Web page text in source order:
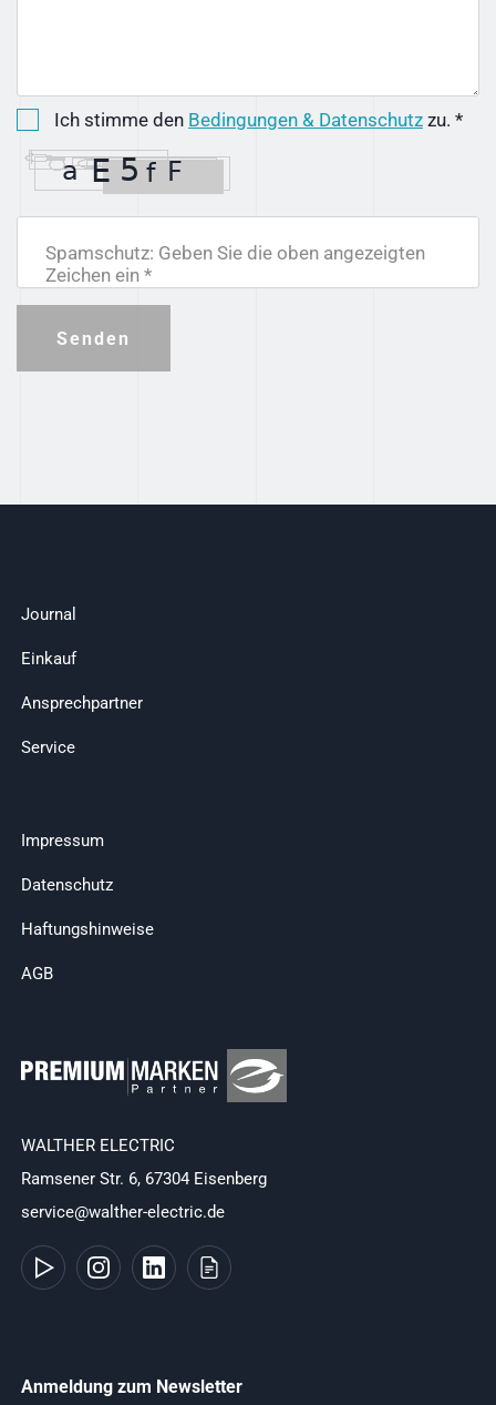
Ich stimme den Bedingungen & Datenschutz zu. *
Spamschutz: Geben Sie die oben angezeigten
Zeichen ein *
Senden
Journal
Einkauf
Ansprechpartner
Service
Impressum
Datenschutz
Haftungshinweise
AGB
WALTHER ELECTRIC
Ramsener Str. 6, 67304 Eisenberg
service@walther-electric.de
Anmeldung zum Newsletter